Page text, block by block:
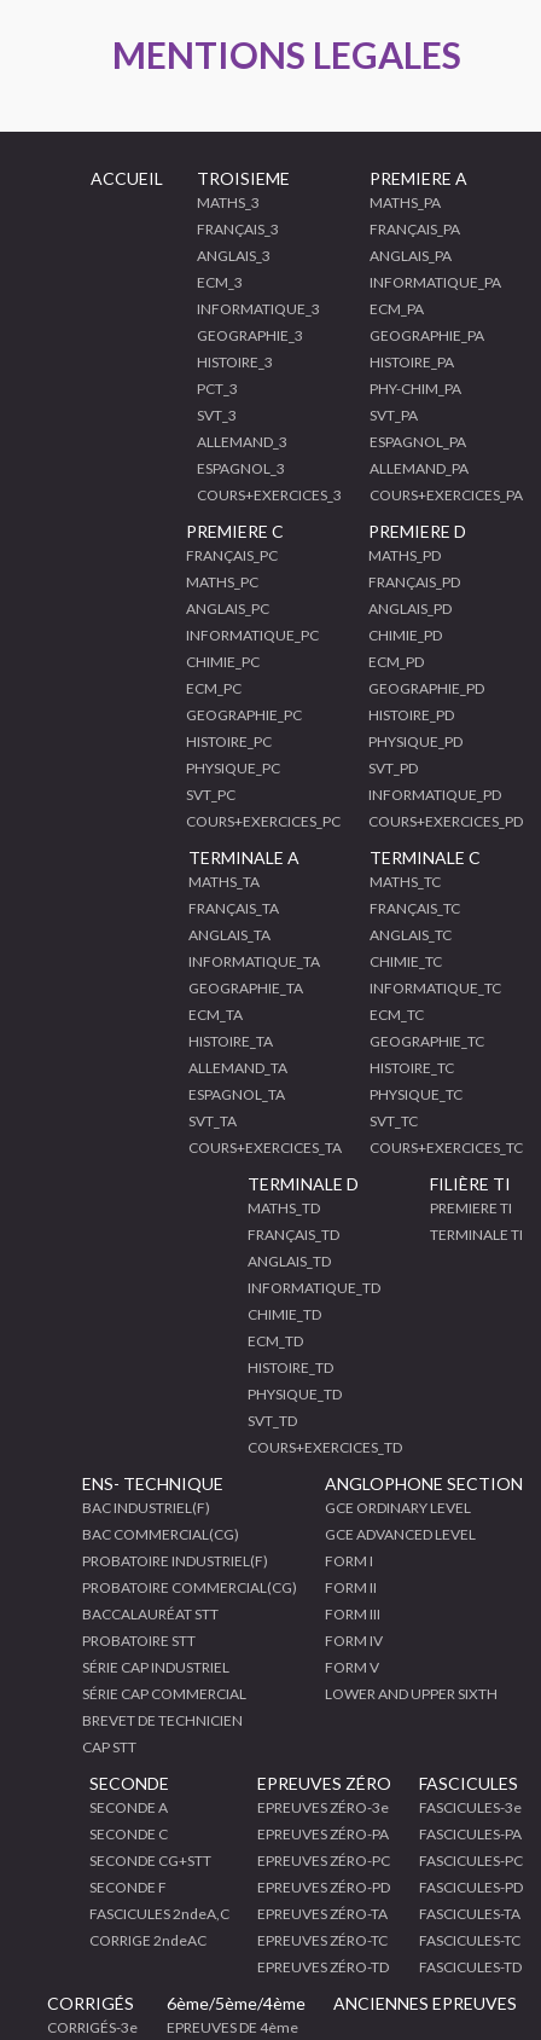
MENTIONS LEGALES
ACCUEIL TROISIEME
MATHS_3
FRANÇAIS_3
ANGLAIS_3
ECM_3
INFORMATIQUE_3
GEOGRAPHIE_3
HISTOIRE_3
PCT_3
SVT_3
ALLEMAND_3
ESPAGNOL_3
COURS+EXERCICES_3
PREMIERE A
MATHS_PA
FRANÇAIS_PA
ANGLAIS_PA
INFORMATIQUE_PA
ECM_PA
GEOGRAPHIE_PA
HISTOIRE_PA
PHY-CHIM_PA
SVT_PA
ESPAGNOL_PA
ALLEMAND_PA
COURS+EXERCICES_PA
PREMIERE C
FRANÇAIS_PC
MATHS_PC
ANGLAIS_PC
INFORMATIQUE_PC
CHIMIE_PC
ECM_PC
GEOGRAPHIE_PC
HISTOIRE_PC
PHYSIQUE_PC
SVT_PC
COURS+EXERCICES_PC
PREMIERE D
MATHS_PD
FRANÇAIS_PD
ANGLAIS_PD
CHIMIE_PD
ECM_PD
GEOGRAPHIE_PD
HISTOIRE_PD
PHYSIQUE_PD
SVT_PD
INFORMATIQUE_PD
COURS+EXERCICES_PD
TERMINALE A
MATHS_TA
FRANÇAIS_TA
ANGLAIS_TA
INFORMATIQUE_TA
GEOGRAPHIE_TA
ECM_TA
HISTOIRE_TA
ALLEMAND_TA
ESPAGNOL_TA
SVT_TA
COURS+EXERCICES_TA
TERMINALE C
MATHS_TC
FRANÇAIS_TC
ANGLAIS_TC
CHIMIE_TC
INFORMATIQUE_TC
ECM_TC
GEOGRAPHIE_TC
HISTOIRE_TC
PHYSIQUE_TC
SVT_TC
COURS+EXERCICES_TC
TERMINALE D
MATHS_TD
FRANÇAIS_TD
ANGLAIS_TD
INFORMATIQUE_TD
CHIMIE_TD
ECM_TD
HISTOIRE_TD
PHYSIQUE_TD
SVT_TD
COURS+EXERCICES_TD
FILIÈRE TI
PREMIERE TI
TERMINALE TI
ENS- TECHNIQUE
BAC INDUSTRIEL(F)
BAC COMMERCIAL(CG)
PROBATOIRE INDUSTRIEL(F)
PROBATOIRE COMMERCIAL(CG)
BACCALAURÉAT STT
PROBATOIRE STT
SÉRIE CAP INDUSTRIEL
SÉRIE CAP COMMERCIAL
BREVET DE TECHNICIEN
CAP STT
ANGLOPHONE SECTION
GCE ORDINARY LEVEL
GCE ADVANCED LEVEL
FORM I
FORM II
FORM III
FORM IV
FORM V
LOWER AND UPPER SIXTH
SECONDE
SECONDE A
SECONDE C
SECONDE CG+STT
SECONDE F
FASCICULES 2ndeA,C
CORRIGE 2ndeAC
EPREUVES ZÉRO
EPREUVES ZÉRO-3e
EPREUVES ZÉRO-PA
EPREUVES ZÉRO-PC
EPREUVES ZÉRO-PD
EPREUVES ZÉRO-TA
EPREUVES ZÉRO-TC
EPREUVES ZÉRO-TD
FASCICULES
FASCICULES-3e
FASCICULES-PA
FASCICULES-PC
FASCICULES-PD
FASCICULES-TA
FASCICULES-TC
FASCICULES-TD
CORRIGÉS
CORRIGÉS-3e
6ème/5ème/4ème
EPREUVES DE 4ème
ANCIENNES EPREUVES